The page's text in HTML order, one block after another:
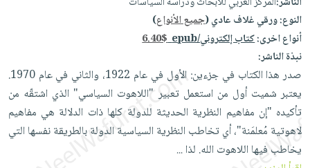
تحميل
iKitab
على
Apple
Apple
الشخصية
العناية
وتصفيف
الشعر
بالجسم
العناية
بالأسنان
الكل
أواني
الطهي
أدوات
الخبز
أدوات
المائدة
متجر
الهدايا
أقسام
الأكثر
مبيعاً
شحن
مجاني
النوع:ورقي غلاف عادي (جميع الأنواع)
أنواع اخرى:كتاب إلكتروني/epub
6.40$
نبذة الناشر:
صدر هذا الكتاب في جزءين: الأول في عام 1922، والثاني في عام 1970.
يعتبر شميت أول من استعمل تعبير "اللاهوت السياسي" الذي اشتقّه من
تأكيده "إن مفاهيم النظرية الحديثة للدولة كلها ذات الدلالة هي مفاهيم
لاهوتية مُعلمَنة"، أي تخاطب النظرية السياسية الدولة بالطريقة نفسها التي
يخاطب فيها اللاهوت الله. لذا...